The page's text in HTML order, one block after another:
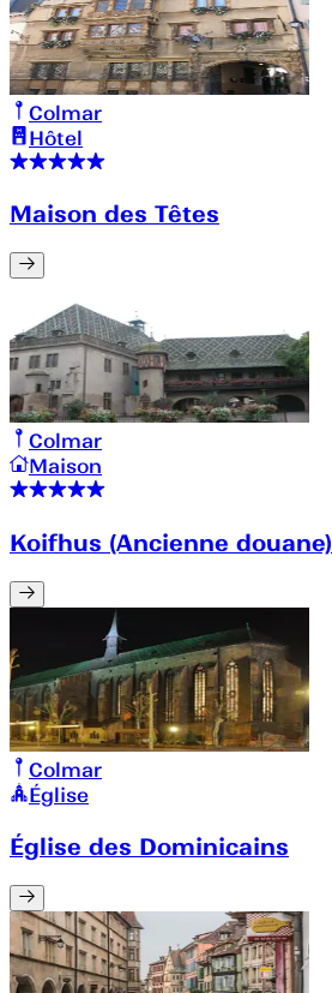
Colmar
Hôtel
Maison des Têtes
Colmar
Maison
Koifhus (Ancienne douane)
Colmar
Église
Église des Dominicains